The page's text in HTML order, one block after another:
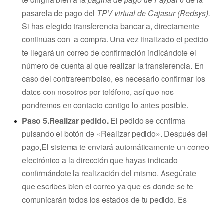
pasarela de pago del TPV virtual de Cajasur (Redsys).
Si has elegido transferencia bancaria, directamente
continúas con la compra. Una vez finalizado el pedido
te llegará un correo de confirmación indicándote el
número de cuenta al que realizar la transferencia. En
caso del contrareembolso, es necesario confirmar los
datos con nosotros por teléfono, así que nos
pondremos en contacto contigo lo antes posible.
Paso 5.Realizar pedido. El pedido se confirma
pulsando el botón de «Realizar pedido». Después del
pago,El sistema te enviará automáticamente un correo
electrónico a la dirección que hayas indicado
confirmándote la realización del mismo. Asegúrate
que escribes bien el correo ya que es donde se te
comunicarán todos los estados de tu pedido. Es